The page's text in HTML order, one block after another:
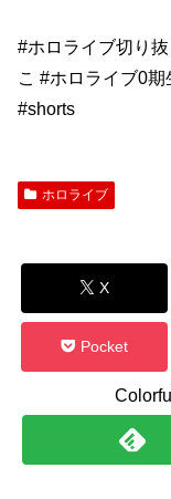
#ホロライブ切り
こ #ホロライブ0
#shorts
ホロライブ
X
Pocket